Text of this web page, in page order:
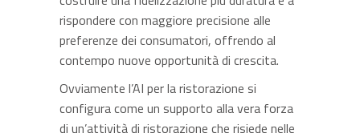
rispondere con maggiore precisione alle
preferenze dei consumatori, offrendo al
contempo nuove opportunità di crescita.
Ovviamente l’AI per la ristorazione si
configura come un supporto alla vera forza
di un’attività di ristorazione che risiede nelle